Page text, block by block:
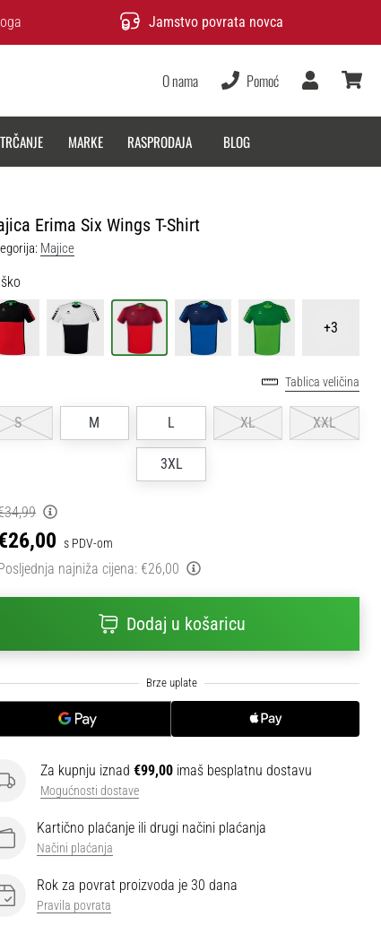
Jamstvo povrata novca
O nama Pomoć
Korisnik
MARKE RASPRODAJA BLOG
Erima Six Wings T-Shirt
Majice
+3
Tablica veličina
S M L XL XXL
3XL
s PDV-om
Posljednja najniža cijena: €26,00
Dodaj u košaricu
Za kupnju iznad €99,00 imaš besplatnu dostavu
Mogućnosti dostave
Kartično plaćanje ili drugi načini plaćanja
Načini plaćanja
Rok za povrat proizvoda je 30 dana
Pravila povrata